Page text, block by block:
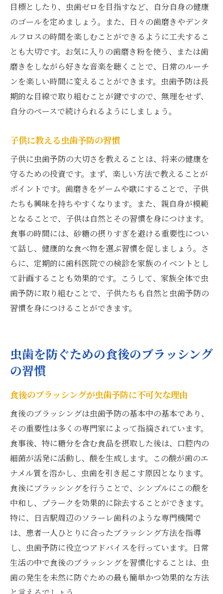
目標としたり、虫歯ゼロを目指すなど、自分自身の健康
のゴールを定めましょう。また、日々の歯磨きやデンタ
ルフロスの時間を楽しむことができるように工夫するこ
とも大切です。お気に入りの歯磨き粉を使う、または歯
磨きをしながら好きな音楽を聴くことで、日常のルーチ
ンを楽しい時間に変えることができます。虫歯予防は長
期的な目線で取り組むことが鍵ですので、無理をせず、
自分のペースで続けられるようにしましょう。
子供に教える虫歯予防の習慣
子供に虫歯予防の大切さを教えることは、将来の健康を
守るための投資です。まず、楽しい方法で教えることが
ポイントです。歯磨きをゲームや歌にすることで、子供
たちも興味を持ちやすくなります。また、親自身が模範
となることで、子供は自然とその習慣を身につけます。
食事の時間には、砂糖の摂りすぎを避ける重要性につい
て話し、健康的な食べ物を選ぶ習慣を促しましょう。さ
らに、定期的に歯科医院での検診を家族のイベントとし
て計画することも効果的です。こうして、家族全体で虫
歯予防に取り組むことで、子供たちも自然と虫歯予防の
習慣を身につけることができます。
虫歯を防ぐための食後のブラッシング
の習慣
食後のブラッシングが虫歯予防に不可欠な理由
食後のブラッシングは虫歯予防の基本中の基本であり、
その重要性は多くの専門家によって指摘されています。
食事後、特に糖分を含む食品を摂取した後は、口腔内の
細菌が活発に活動し、酸を生成します。この酸が歯のエ
ナメル質を溶かし、虫歯を引き起こす原因となります。
食後にブラッシングを行うことで、シンプルにこの酸を
中和し、プラークを効果的に除去することができます。
特に、日吉駅周辺のソラーレ歯科のような専門機関で
は、患者一人ひとりに合ったブラッシング方法を指導
し、虫歯予防に役立つアドバイスを行っています。日常
生活の中で食後のブラッシングを習慣化することは、虫
歯の発生を未然に防ぐための最も簡単かつ効果的な方法